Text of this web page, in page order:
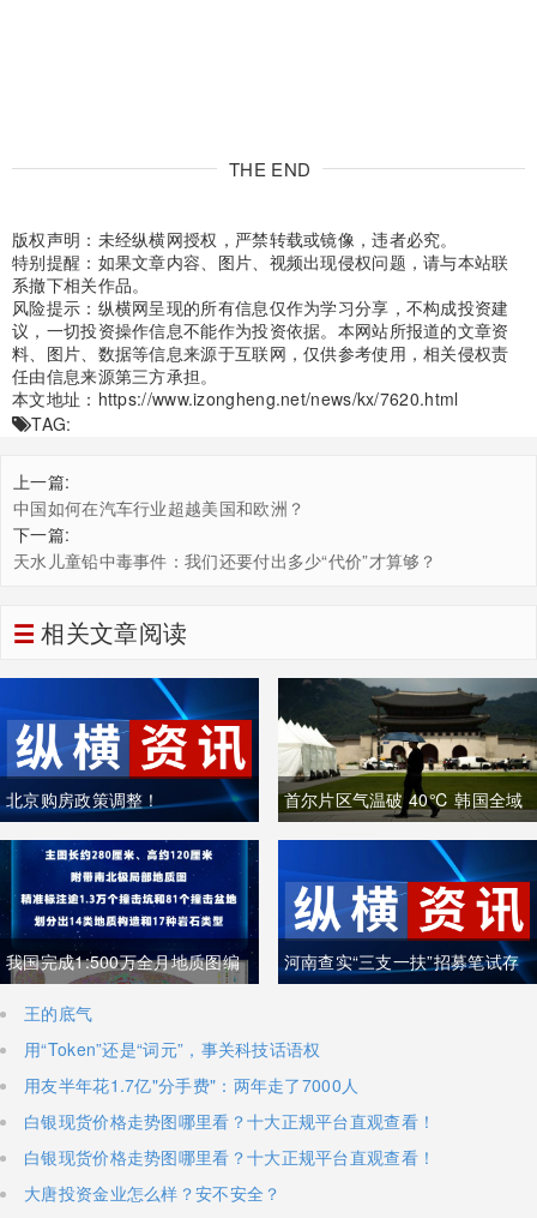
THE END
版权声明：未经纵横网授权，严禁转载或镜像，违者必究。
特别提醒：如果文章内容、图片、视频出现侵权问题，请与本站联
系撤下相关作品。
风险提示：纵横网呈现的所有信息仅作为学习分享，不构成投资建
议，一切投资操作信息不能作为投资依据。本网站所报道的文章资
料、图片、数据等信息来源于互联网，仅供参考使用，相关侵权责
任由信息来源第三方承担。
本文地址： https://www.izongheng.net/news/kx/7620.html
TAG:
上一篇:
中国如何在汽车行业超越美国和欧洲？
下一篇:
天水儿童铅中毒事件：我们还要付出多少“代价”才算够？
相关文章阅读
北京购房政策调整！
首尔片区气温破 40℃ 韩国全域
重度高温致多人中暑遇难
我国完成1:500万全月地质图编
制 三大创新重塑月球地质认知体
河南查实“三支一扶”招募笔试存
王的底气
用“Token”还是“词元”，事关科技话语权
用友半年花1.7亿"分手费"：两年走了7000人
白银现货价格走势图哪里看？十大正规平台直观查看！
白银现货价格走势图哪里看？十大正规平台直观查看！
大唐投资金业怎么样？安不安全？